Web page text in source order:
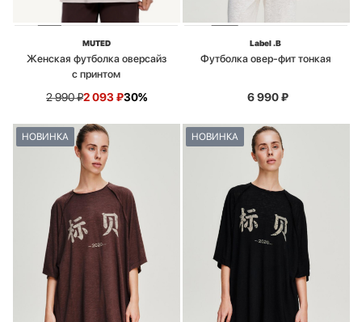
MUTED
Женская футболка оверсайз
с принтом
2 990₽2 093₽30%
Label .B
Футболка овер-фит тонкая
6 990₽
НОВИНКА НОВИНКА